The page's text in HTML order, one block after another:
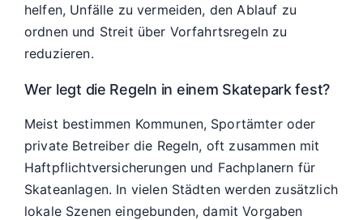
helfen, Unfälle zu vermeiden, den Ablauf zu
ordnen und Streit über Vorfahrtsregeln zu
reduzieren.
Wer legt die Regeln in einem Skatepark fest?
Meist bestimmen Kommunen, Sportämter oder
private Betreiber die Regeln, oft zusammen mit
Haftpflichtversicherungen und Fachplanern für
Skateanlagen. In vielen Städten werden zusätzlich
lokale Szenen eingebunden, damit Vorgaben